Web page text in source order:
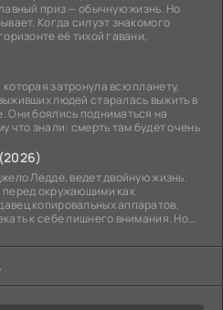
приз — обычную жизнь. Но
Когда силуэт знакомого
её тихой гавани,
затронула всю планету,
людей старалась выжить в
Они боялись подниматься на
что знали: смерть там будет очень
Ледде, ведет двойную жизнь.
окружающими как
копировальных аппаратов,
к себе лишнего внимания. Но